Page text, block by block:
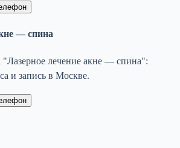
— спина
"Лазерное лечение акне — спина":
и запись в Москве.